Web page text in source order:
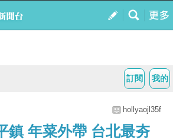
我的
訂閱
hollyaojl35f
鎮 年菜外帶 台北最夯